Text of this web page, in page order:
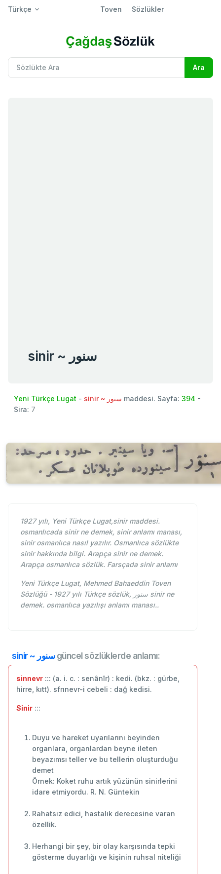
Türkçe Toven Sözlükler
sinir ~ سنور
Yeni Türkçe Lugat - sinir ~ سنور maddesi. Sayfa: 394 -
Sira: 7
1927 yılı, Yeni Türkçe Lugat,sinir maddesi.
osmanlıcada sinir ne demek, sinir anlamı manası,
sinir osmanlıca nasıl yazılır. Osmanlıca sözlükte
sinir hakkında bilgi. Arapça sinir ne demek.
Arapça osmanlıca sözlük. Farsçada sinir anlamı
Yeni Türkçe Lugat, Mehmed Bahaeddin Toven
Sözlüğü - 1927 yılı Türkçe sözlük, سنور sinir ne
demek. osmanlıca yazılışı anlamı manası..
sinir ~ سنورgüncel sözlüklerde anlamı:
sinnevr ::: (a. i. c. : senânîr) : kedi. (bkz. : gürbe,
hirre, kıtt). sfrınevr-i cebeli : dağ kedisi.
Sinir :::
Duyu ve hareket uyarılarını beyinden
organlara, organlardan beyne ileten
beyazımsı teller ve bu tellerin oluşturduğu
demet
Örnek: Koket ruhu artık yüzünün sinirlerini
idare etmiyordu. R. N. Güntekin
Rahatsız edici, hastalık derecesine varan
özellik.
Herhangi bir şey, bir olay karşısında tepki
gösterme duyarlığı ve kişinin ruhsal niteliği